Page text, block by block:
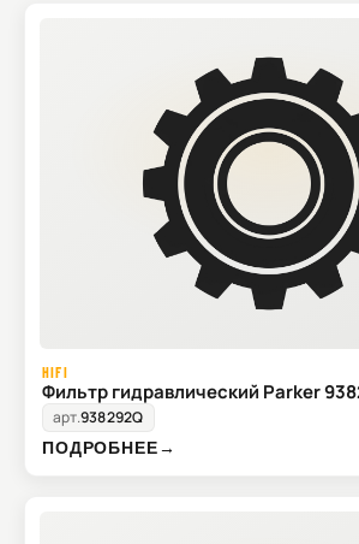
HIFI
Фильтр гидравлический Parker
арт.938292Q
ПОДРОБНЕЕ→